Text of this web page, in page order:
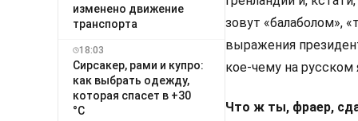
изменено движение
транспорта
18:03
Сирсакер, рами и купро:
как выбрать одежду,
которая спасет в +30
°C
зовут «балаболом»,
выражения
кое-чему на русском
Что ж ты, фраер,